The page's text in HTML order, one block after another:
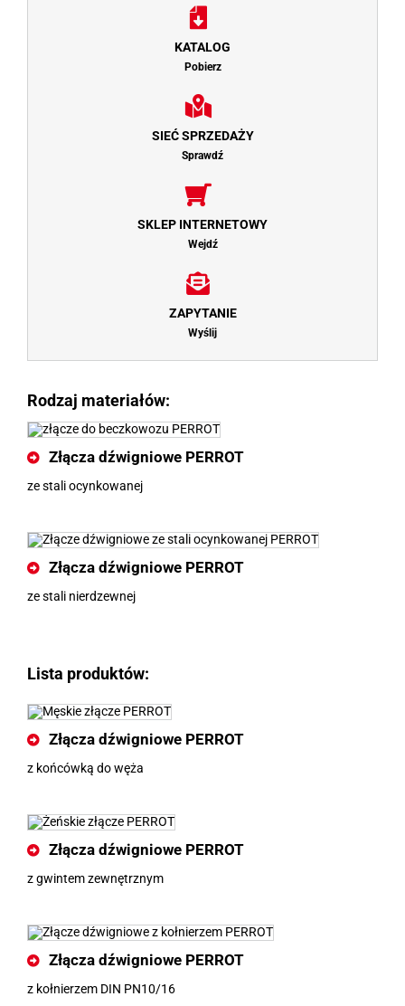
KATALOG
Pobierz
SIEĆ SPRZEDAŻY
Sprawdź
SKLEP INTERNETOWY
Wejdź
ZAPYTANIE
Wyślij
Rodzaj materiałów:
Złącza dźwigniowe PERROT
ze stali ocynkowanej
Złącza dźwigniowe PERROT
ze stali nierdzewnej
Lista produktów:
Złącza dźwigniowe PERROT
z końcówką do węża
Złącza dźwigniowe PERROT
z gwintem zewnętrznym
Złącza dźwigniowe PERROT
z kołnierzem DIN PN10/16